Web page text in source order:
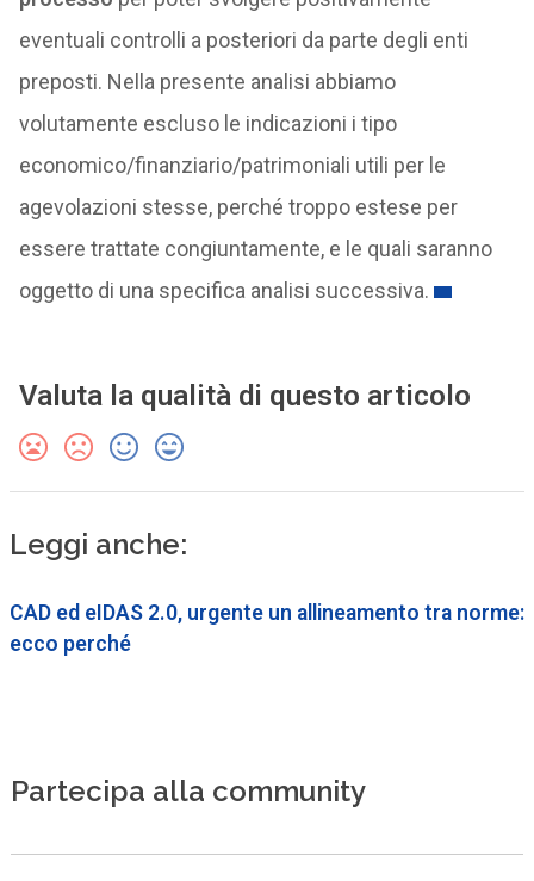
eventuali controlli a posteriori da parte degli enti
preposti. Nella presente analisi abbiamo
volutamente escluso le indicazioni i tipo
economico/finanziario/patrimoniali utili per le
agevolazioni stesse, perché troppo estese per
essere trattate congiuntamente, e le quali saranno
oggetto di una specifica analisi successiva.
Valuta la qualità di questo articolo
Leggi anche:
CAD ed eIDAS 2.0, urgente un allineamento tra norme:
ecco perché
Partecipa alla community